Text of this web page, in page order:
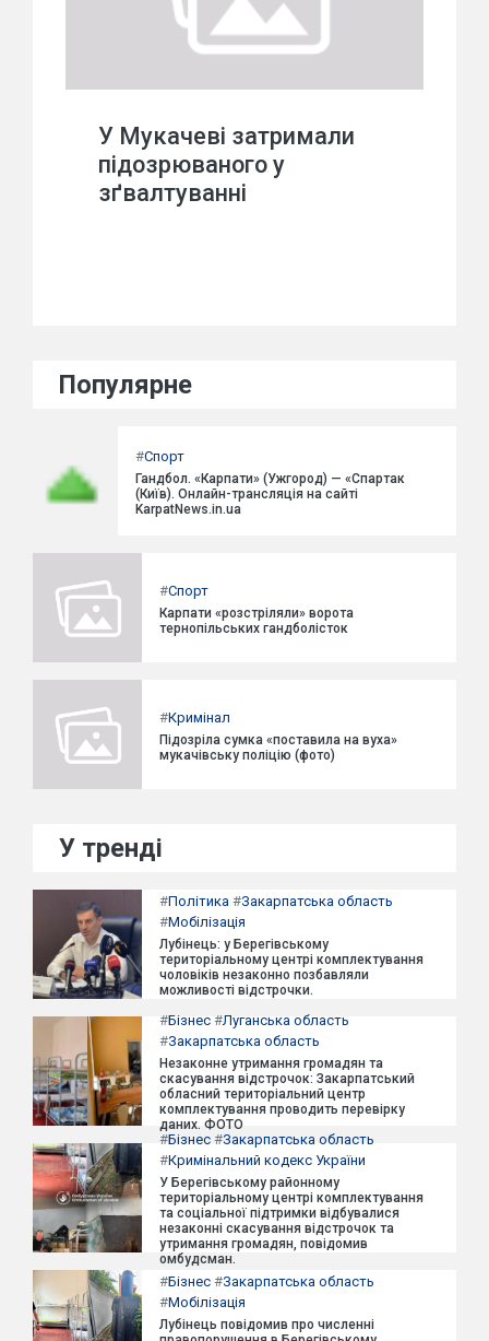
У Мукачеві затримали
підозрюваного у
зґвалтуванні
Популярне
#Спорт
Гандбол. «Карпати» (Ужгород) — «Спартак
(Київ). Онлайн-трансляція на сайті
KarpatNews.in.ua
#Спорт
Карпати «розстріляли» ворота
тернопільських гандболісток
#Кримінал
Підозріла сумка «поставила на вуха»
мукачівську поліцію (фото)
У тренді
#Політика #Закарпатська область
#Мобілізація
Лубінець: у Берегівському
територіальному центрі комплектування
чоловіків незаконно позбавляли
можливості відстрочки.
#Бізнес #Луганська область
#Закарпатська область
Незаконне утримання громадян та
скасування відстрочок: Закарпатський
обласний територіальний центр
комплектування проводить перевірку
даних. ФОТО
#Бізнес #Закарпатська область
#Кримінальний кодекс України
У Берегівському районному
територіальному центрі комплектування
та соціальної підтримки відбувалися
незаконні скасування відстрочок та
утримання громадян, повідомив
омбудсман.
#Бізнес #Закарпатська область
#Мобілізація
Лубінець повідомив про численні